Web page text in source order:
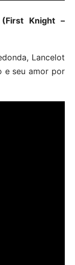
Knight –
Lancelot
e seu amor por